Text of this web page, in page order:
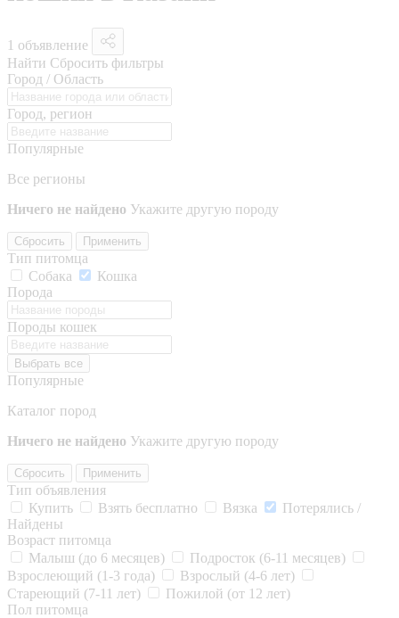
1 объявление
Найти Сбросить фильтры
Город / Область
Город, регион
Популярные
Все регионы
Ничего не найдено Укажите другую породу
Сбросить Применить
Тип питомца
Собака
Кошка
Порода
Породы кошек
Выбрать все
Популярные
Каталог пород
Ничего не найдено Укажите другую породу
Сбросить Применить
Тип объявления
Купить
Взять бесплатно Вязка
Потерялись /
Найдены
Возраст питомца
Малыш (до 6 месяцев)
Подросток (6-11 месяцев)
Взрослеющий (1-3 года)
Взрослый (4-6 лет)
Стареющий (7-11 лет)
Пожилой (от 12 лет)
Пол питомца